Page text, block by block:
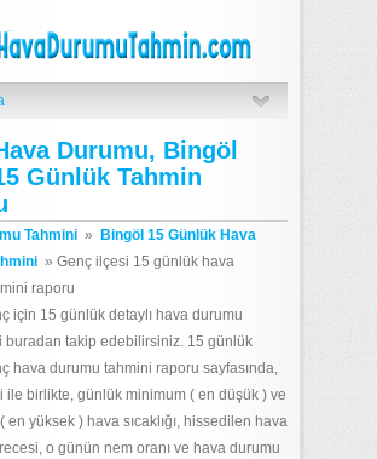
Durumu, Bingöl
Günlük Tahmin
Tahmini »
Bingöl 15 Günlük Hava
» Genç ilçesi 15 günlük hava
raporu
için 15 günlük detaylı hava durumu
buradan takip edebilirsiniz. 15 günlük
hava durumu tahmini raporu sayfasında,
ile birlikte, günlük minimum ( en düşük ) ve
en yüksek ) hava sıcaklığı, hissedilen hava
o günün nem oranı ve hava durumu